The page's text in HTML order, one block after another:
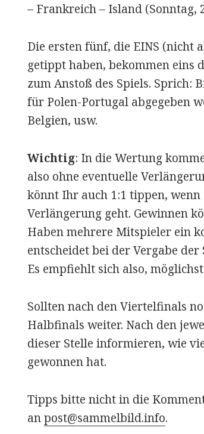
– Frankreich – Island (Sonntag,
Die ersten fünf, die EINS (nicht
getippt haben, bekommen eins
zum Anstoß des Spiels. Sprich:
für Polen-Portugal abgegeben
Belgien, usw.
Wichtig: In die Wertung
also ohne eventuelle
könnt Ihr auch 1:1 tippen,
Verlängerung geht. Gewinnen
Haben mehrere Mitspieler ein
entscheidet bei der Vergabe
Es empfiehlt sich also,
Sollten nach den Viertelfinals
Halbfinals weiter. Nach den
dieser Stelle informieren, wie
gewonnen hat.
Tipps bitte nicht in die
anpost@sammelbild.info.